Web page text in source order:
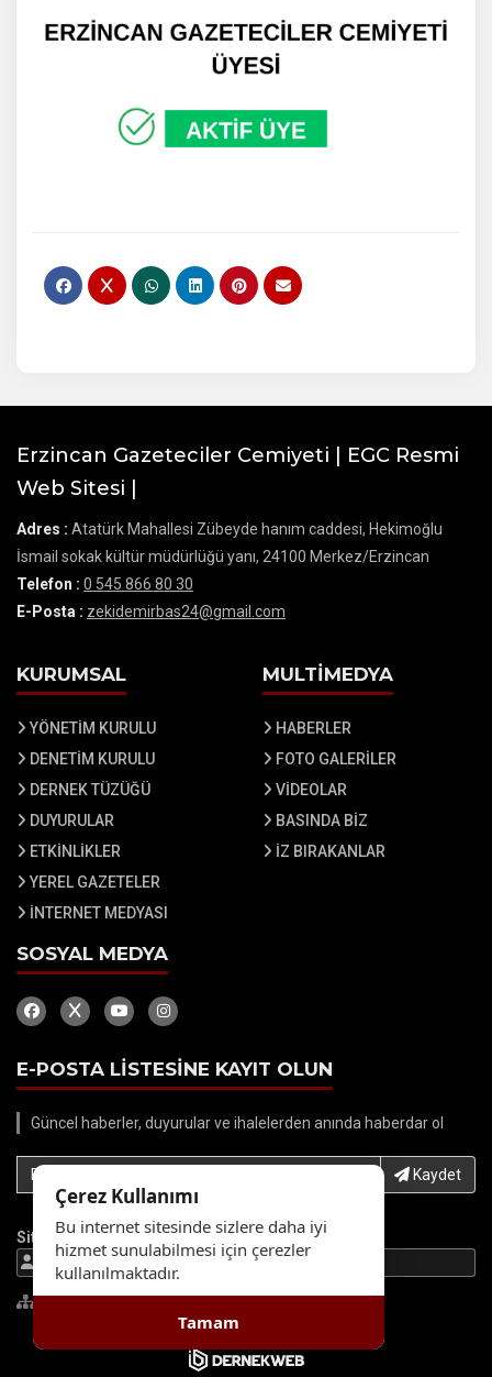
Erzincan Gazeteciler Cemiyeti | EGC Resmi
Web Sitesi |
Adres : Atatürk Mahallesi Zübeyde hanım caddesi, Hekimoğlu
İsmail sokak kültür müdürlüğü yanı, 24100 Merkez/Erzincan
Telefon : 0 545 866 80 30
E-Posta : zekidemirbas24@gmail.com
KURUMSAL
YÖNETİM KURULU
DENETİM KURULU
DERNEK TÜZÜĞÜ
DUYURULAR
ETKİNLİKLER
YEREL GAZETELER
İNTERNET MEDYASI
MULTİMEDYA
HABERLER
FOTO GALERİLER
VİDEOLAR
BASINDA BİZ
İZ BIRAKANLAR
SOSYAL MEDYA
E-POSTA LİSTESİNE KAYIT OLUN
Güncel haberler, duyurular ve ihalelerden anında haberdar ol
E-Posta adresinizi yazın... Kaydet
Site İstatistikleri
Site Haritası
Çerez Kullanımı
Bu internet sitesinde sizlere daha iyi
hizmet sunulabilmesi için çerezler
kullanılmaktadır.
Tamam